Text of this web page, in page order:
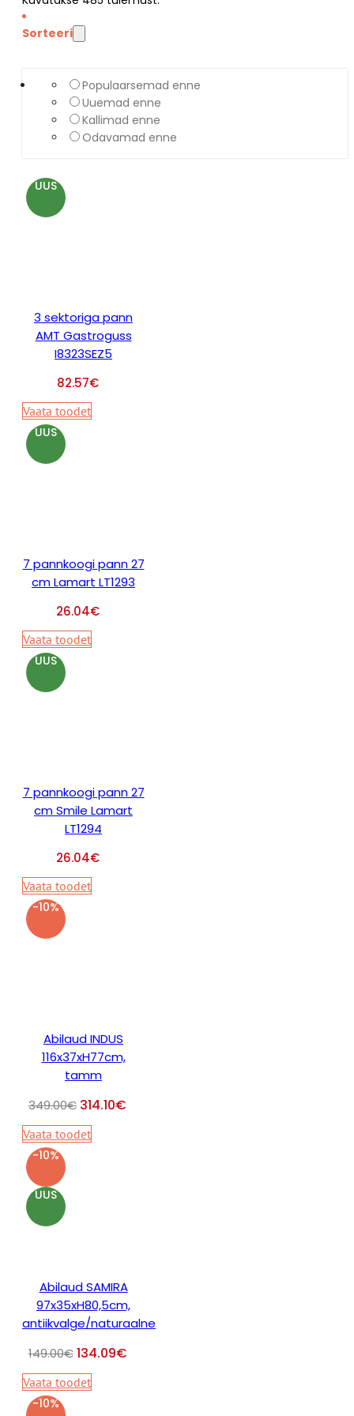
Sorteeri
Populaarsemad enne
Uuemad enne
Kallimad enne
Odavamad enne
UUS
3 sektoriga pann
AMT Gastroguss
I8323SEZ5
82.57€
Vaata toodet
UUS
7 pannkoogi pann 27
cm Lamart LT1293
26.04€
Vaata toodet
UUS
7 pannkoogi pann 27
cm Smile Lamart
LT1294
26.04€
Vaata toodet
-10%
Abilaud INDUS
116x37xH77cm,
tamm
349.00€ 314.10€
Vaata toodet
-10%
UUS
Abilaud SAMIRA
97x35xH80,5cm,
antiikvalge/naturaalne
149.00€ 134.09€
Vaata toodet
-10%